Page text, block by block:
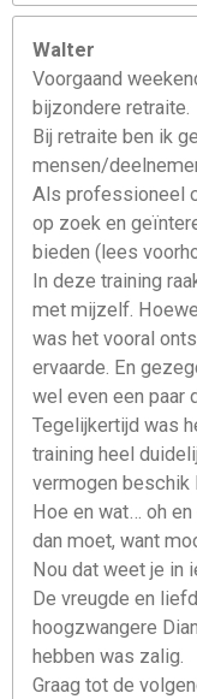
Walter
Voorgaand
bijzondere retraite.
Bij retraite ben ik
mensen/
Als professioneel
op zoek en
bieden (lees
In deze training
met mijzelf.
was het vooral
ervaarde. En
wel even een paar
Tegelijkertijd was
training heel
vermogen beschik
Hoe en wat… oh
dan moet, want
Nou dat weet je in
De vreugde en
hoogzwangere
hebben was zalig.
Graag tot de